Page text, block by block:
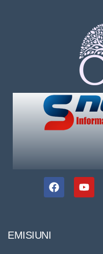
EMISIUNI